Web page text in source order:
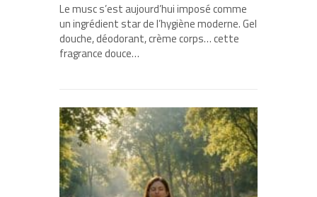
Le musc s’est aujourd’hui imposé comme
un ingrédient star de l’hygiène moderne. Gel
douche, déodorant, crème corps… cette
fragrance douce…